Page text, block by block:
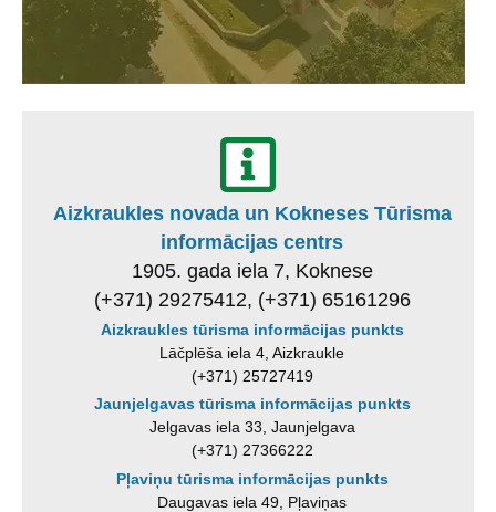
Aizkraukles novada un Kokneses Tūrisma
informācijas centrs
1905. gada iela 7, Koknese
(+371) 29275412, (+371) 65161296
Aizkraukles tūrisma informācijas punkts
Lāčplēša iela 4, Aizkraukle
(+371) 25727419
Jaunjelgavas tūrisma informācijas punkts
Jelgavas iela 33, Jaunjelgava
(+371) 27366222
Pļaviņu tūrisma informācijas punkts
Daugavas iela 49, Pļaviņas